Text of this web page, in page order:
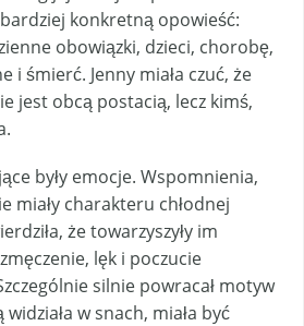
bardziej konkretną opowieść:
obowiązki, dzieci, chorobę,
i śmierć. Jenny miała czuć, że
jest obcą postacią, lecz kimś,
były emocje. Wspomnienia,
miały charakteru chłodnej
że towarzyszyły im
lęk i poczucie
silnie powracał motyw
w snach, miała być